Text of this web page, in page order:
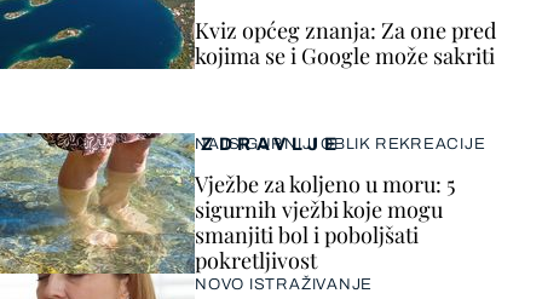
ZDRAVLJE
NAJSIGURNIJI OBLIK REKREACIJE
Vježbe za koljeno u moru: 5
sigurnih vježbi koje mogu
smanjiti bol i poboljšati
pokretljivost
NOVO ISTRAŽIVANJE
Kviz općeg znanja: Za one pred
kojima se i Google može sakriti